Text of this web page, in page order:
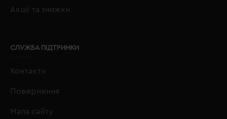
Акції та знижки
СЛУЖБА ПІДТРИМКИ
Контакти
Повернення
Мапа сайту